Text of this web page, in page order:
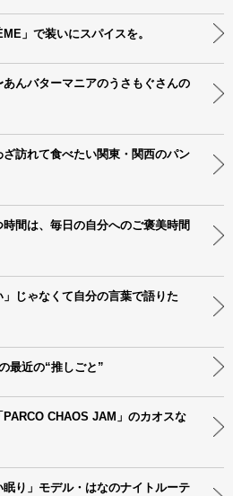
」で装いにスパイスを。
んバターマニアのうさもぐさんの
訪れて食べたい関東・関西のパン
間は、毎日の自分へのご褒美時間
じゃなくて自分の言葉で語りた
最近の“推しごと”
CHAOS JAM」のカオスな
眠り」モデル・はなのナイトルーテ